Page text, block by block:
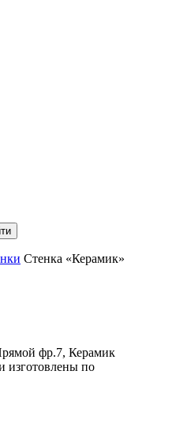
Стенка «Керамик»
фр.7, Керамик
изготовлены по